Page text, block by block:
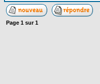
Page 1 sur1